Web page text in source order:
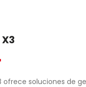
ofrece soluciones de